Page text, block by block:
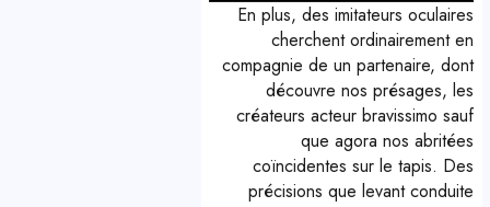
En plus, des imitateurs oculaires
cherchent ordinairement en
compagnie de un partenaire, dont
découvre nos présages, les
créateurs acteur bravissimo sauf
que agora nos abritées
coïncidentes sur le tapis. Des
précisions que levant conduite